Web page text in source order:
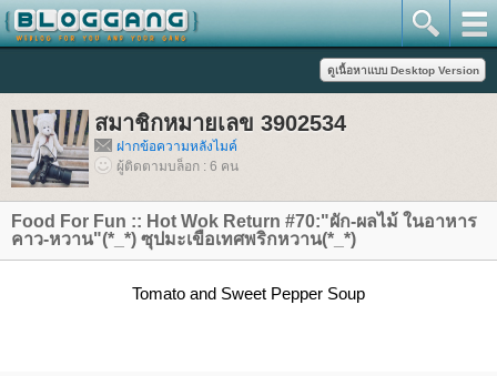
สมาชิกหมายเลข 3902534
ฝากข้อความหลังไมค์
ผู้ติดตามบล็อก : 6 คน
Food For Fun :: Hot Wok Return #70:"ผัก-ผลไม้ ในอาหาร
คาว-หวาน"(*_*) ซุปมะเขือเทศพริกหวาน(*_*)
Tomato and Sweet Pepper Soup